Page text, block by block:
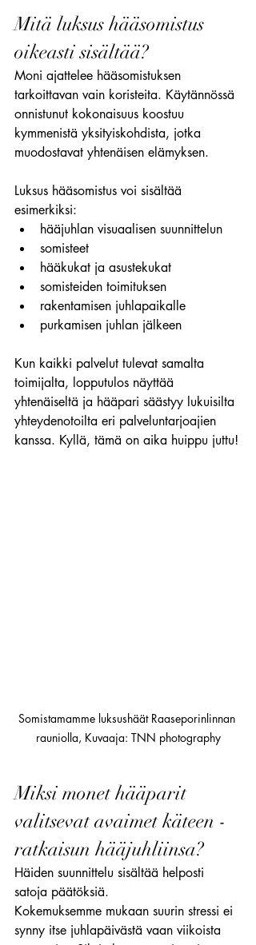
Mitä luksus hääsomistus
oikeasti sisältää?
Moni ajattelee hääsomistuksen
tarkoittavan vain koristeita. Käytännössä
onnistunut kokonaisuus koostuu
kymmenistä yksityiskohdista, jotka
muodostavat yhtenäisen elämyksen.
Luksus hääsomistus voi sisältää
esimerkiksi:
hääjuhlan visuaalisen suunnittelun
somisteet
hääkukat ja asustekukat
somisteiden toimituksen
rakentamisen juhlapaikalle
purkamisen juhlan jälkeen
Kun kaikki palvelut tulevat samalta
toimijalta, lopputulos näyttää
yhtenäiseltä ja hääpari säästyy lukuisilta
yhteydenotoilta eri palveluntarjoajien
kanssa. Kyllä, tämä on aika huippu juttu!
Somistamamme luksushäät Raaseporinlinnan
rauniolla, Kuvaaja: TNN photography
Miksi monet hääparit
valitsevat avaimet käteen -
ratkaisun hääjuhliinsa?
Häiden suunnittelu sisältää helposti
satoja päätöksiä.
Kokemuksemme mukaan suurin stressi ei
synny itse juhlapäivästä vaan viikoista